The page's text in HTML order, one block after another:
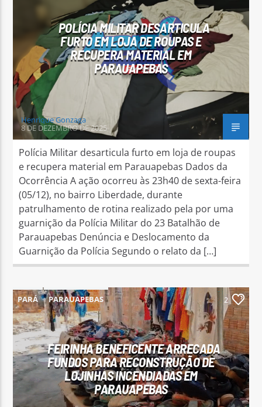
Arara Azul FM
POLÍCIA MILITAR DESARTICULA
FURTO EM LOJA DE ROUPAS E
RECUPERA MATERIAL EM
PARAUAPEBAS
Henrique Gonzaga
8 DE DEZEMBRO DE 2025
Polícia Militar desarticula furto em loja de roupas
e recupera material em Parauapebas Dados da
Ocorrência A ação ocorreu às 23h40 de sexta-feira
(05/12), no bairro Liberdade, durante
patrulhamento de rotina realizado pela por uma
guarnição da Polícia Militar do 23 Batalhão de
Parauapebas Denúncia e Deslocamento da
Guarnição da Polícia Segundo o relato da […]
PARÁ PARAUAPEBAS 2
FEIRINHA BENEFICENTE ARRECADA
FUNDOS PARA RECONSTRUÇÃO DE
LOJINHAS INCENDIADAS EM
PARAUAPEBAS